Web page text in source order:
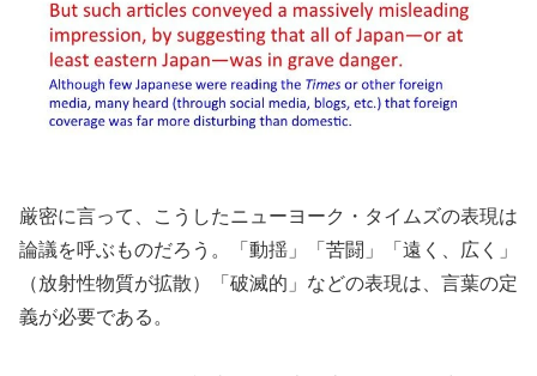
厳密に言って、こうしたニューヨーク・タイムズの表現は
論議を呼ぶものだろう。「動揺」「苦闘」「遠く、広く」
（放射性物質が拡散）「破滅的」などの表現は、言葉の定
義が必要である。